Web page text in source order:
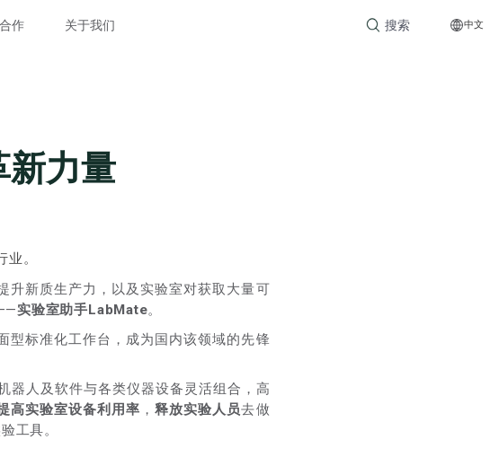
作 关于我们
Search
中文
新力量
。
升新质生产力，以及实验室对获取大量可
实验室助手LabMate。
型标准化工作台，成为国内该领域的先锋
器人及软件与各类仪器设备灵活组合，高
高实验室设备利用率 ，释放实验人员去做
工具。